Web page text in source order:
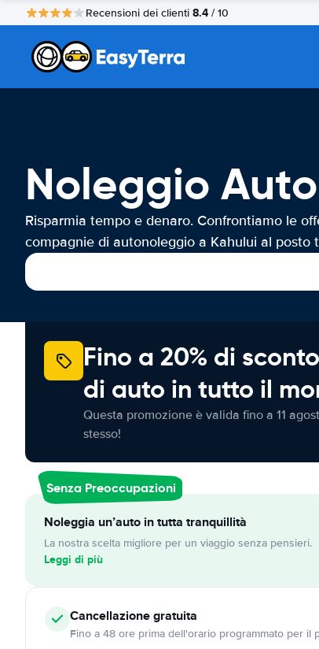
Recensioni dei clienti 8.4 / 10
Noleggio
Risparmia tempo e denaro. Confrontiamo le
compagnie di autonoleggio a Kahului al posto
Fino a 20% di
di auto in tutto il
Questa promozione è valida fino a 11
stesso!
Senza Preoccupazioni
Noleggia un’auto in tutta tranquillità
La nostra scelta migliore per un viaggio senza pensieri.
Leggi di più
Cancellazionegratuita
Fino a 48 ore prima dell'orario programmato per il